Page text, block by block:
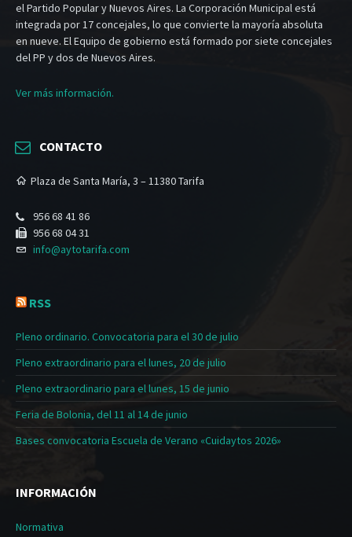
el Partido Popular y Nuevos Aires. La Corporación Municipal está
integrada por 17 concejales, lo que convierte la mayoría absoluta
en nueve. El Equipo de gobierno está formado por siete concejales
del PP y dos de Nuevos Aires.
Ver más información.
CONTACTO
Plaza de Santa María, 3 – 11380 Tarifa
956 68 41 86
956 68 04 31
info@aytotarifa.com
RSS
Pleno ordinario. Convocatoria para el 30 de julio
Pleno extraordinario para el lunes, 20 de julio
Pleno extraordinario para el lunes, 15 de junio
Feria de Bolonia, del 11 al 14 de junio
Bases convocatoria Escuela de Verano «Cuidaytos 2026»
INFORMACIÓN
Normativa